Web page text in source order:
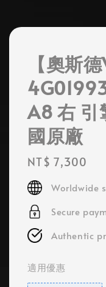
【奧斯德
A8 右 引
國原廠
Regular
price
NT$ 7,300
Worldwide
Secure
Authentic
適用優惠